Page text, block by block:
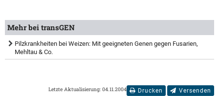
Mehr bei transGEN
Pilzkrankheiten bei Weizen: Mit geeigneten Genen gegen Fusarien,
Mehltau & Co.
Drucken Versenden
Letzte Aktualisierung: 04.11.2004